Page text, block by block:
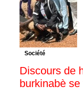
Société
Discours de
burkinabè